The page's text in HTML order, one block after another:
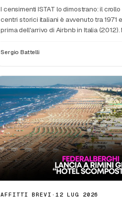
I censimenti ISTAT lo dimostrano: il
centri storici italiani è avvenuto tra 1971
prima dell'arrivo di Airbnb in Italia (2012).
Sergio Battelli
AFFITTI BREVI · 12 LUG 2026